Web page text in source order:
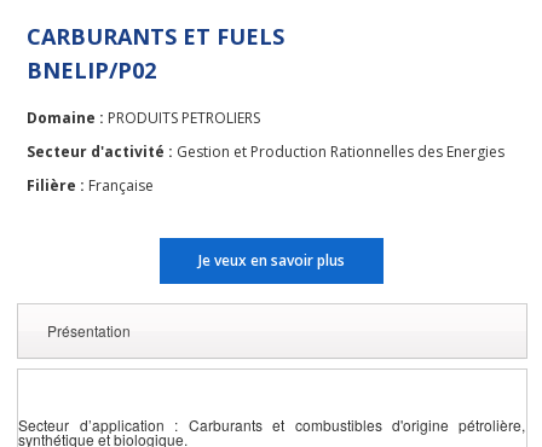
CARBURANTS ET FUELS
BNELIP/P02
Domaine : PRODUITS PETROLIERS
Secteur d'activité : Gestion et Production Rationnelles des Energies
Filière : Française
Je veux en savoir plus
Présentation
Secteur d’application : Carburants et combustibles d'origine pétrolière,
synthétique et biologique.